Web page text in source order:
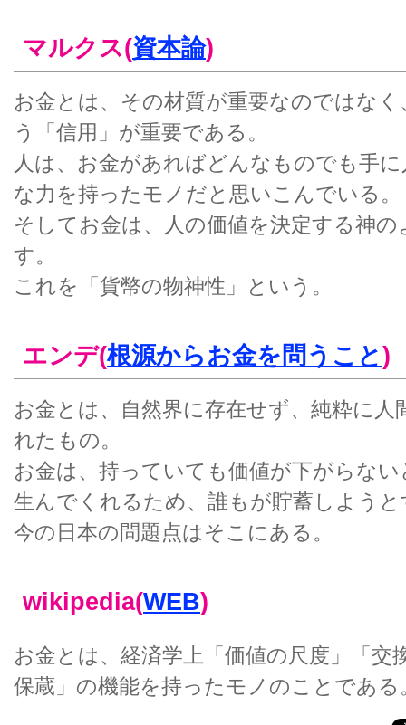
マルクス(資本論)
お金とは、その材質が重要なのではな
う「信用」が重要である。
人は、お金があればどんなものでも手
な力を持ったモノだと思いこんでいる。
そしてお金は、人の価値を決定する神
す。
これを「貨幣の物神性」という。
エンデ(根源からお金を問うこと)
お金とは、自然界に存在せず、純粋に
れたもの。
お金は、持っていても価値が下がらな
生んでくれるため、誰もが貯蓄しようと
今の日本の問題点はそこにある。
wikipedia(WEB)
お金とは、経済学上「価値の尺度」「交
保蔵」の機能を持ったモノのことである